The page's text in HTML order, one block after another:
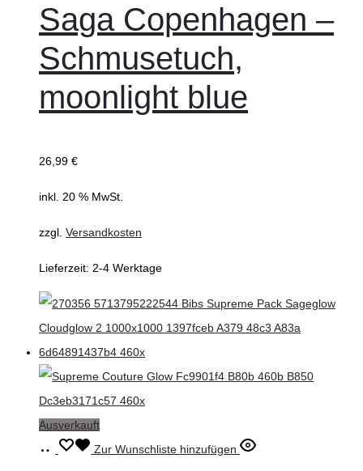
Saga Copenhagen –
Schmusetuch,
moonlight blue
26,99 €
inkl. 20 % MwSt.
zzgl. Versandkosten
Lieferzeit: 2-4 Werktage
Ausverkauft
Ausführung
Dieses Zur Wunschliste hinzufügen